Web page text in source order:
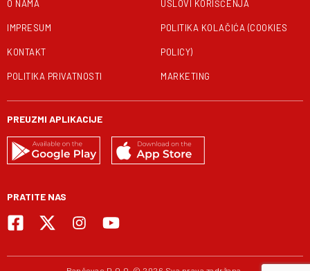
O NAMA
IMPRESUM
KONTAKT
POLITIKA PRIVATNOSTI
USLOVI KORIŠĆENJA
POLITIKA KOLAČIĆA (COOKIES
POLICY)
MARKETING
PREUZMI APLIKACIJE
PRATITE NAS